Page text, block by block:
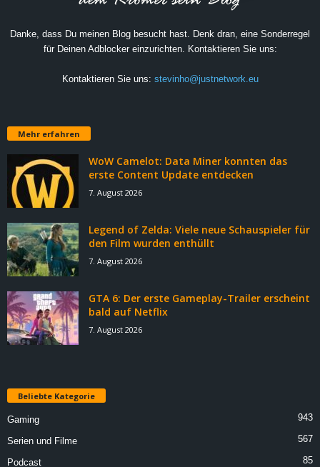
Danke, dass Du meinen Blog besucht hast. Denk dran, eine Sonderregel
für Deinen Adblocker einzurichten. Kontaktieren Sie uns:
Kontaktieren Sie uns: stevinho@justnetwork.eu
Mehr erfahren
WoW Camelot: Data Miner konnten das
erste Content Update entdecken
7. August 2026
Legend of Zelda: Viele neue Schauspieler für
den Film wurden enthüllt
7. August 2026
GTA 6: Der erste Gameplay-Trailer erscheint
bald auf Netflix
7. August 2026
Beliebte Kategorie
Gaming 943
Serien und Filme 567
Podcast 85